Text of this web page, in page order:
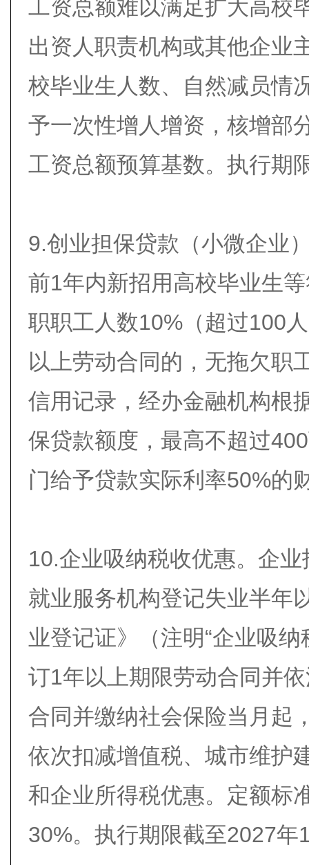
工资总额难以满足扩大高校
出资人职责机构或其他企业
校毕业生人数、自然减员情
予一次性增人增资，核增部
工资总额预算基数。执行期
9.创业担保贷款（小微企业
前1年内新招用高校毕业生
职职工人数10%（超过100
以上劳动合同的，无拖欠职
信用记录，经办金融机构根
保贷款额度，最高不超过
门给予贷款实际利率50%的
10.企业吸纳税收优惠。企
就业服务机构登记失业半年
业登记证》（注明“企业吸
订1年以上期限劳动合同并
合同并缴纳社会保险当月起
依次扣减增值税、城市维护
和企业所得税优惠。定额标
30%。执行期限截至2027年